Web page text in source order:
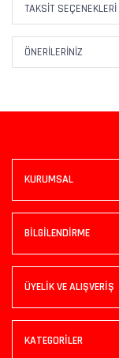
TAKSIT SEÇENEKLERI
ÖNERILERINIZ
KURUMSAL
BİLGİLENDİRME
ÜYELİK VE ALIŞVERİŞ
KATEGORİLER